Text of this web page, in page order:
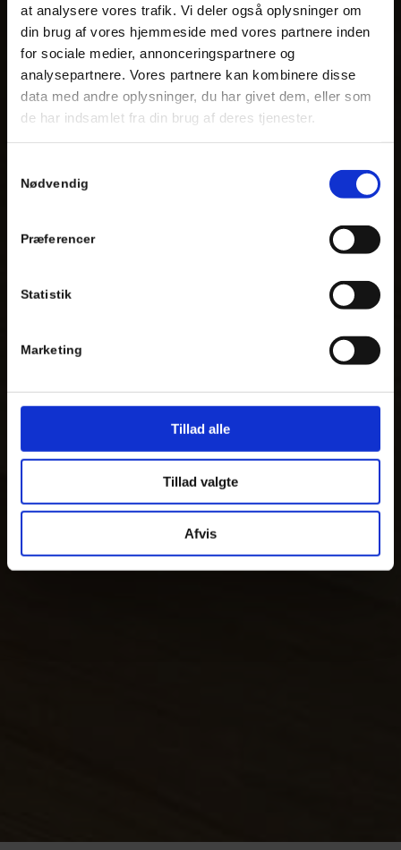
at analysere vores trafik. Vi deler også oplysninger om
din brug af vores hjemmeside med vores partnere inden
for sociale medier, annonceringspartnere og
analysepartnere. Vores partnere kan kombinere disse
data med andre oplysninger, du har givet dem, eller som
de har indsamlet fra din brug af deres tjenester.
Nødvendig
Præferencer
Statistik
Marketing
Tillad alle
Tillad valgte
Afvis